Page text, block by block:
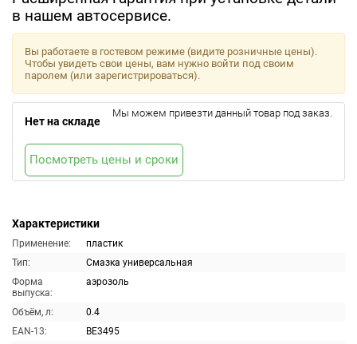
в нашем автосервисе.
Характеристики
Применение:
пластик
Тип:
Смазка универсальная
Форма
выпуска:
аэрозоль
Объём, л:
0.4
EAN-13:
BE3495
Вы работаете в гостевом режиме (видите розничные цены).
Чтобы увидеть свои цены, вам нужно войти под своим
паролем (или зарегистрироваться).
Нет на складе
Мы можем привезти данный товар под заказ.
Посмотреть цены и сроки